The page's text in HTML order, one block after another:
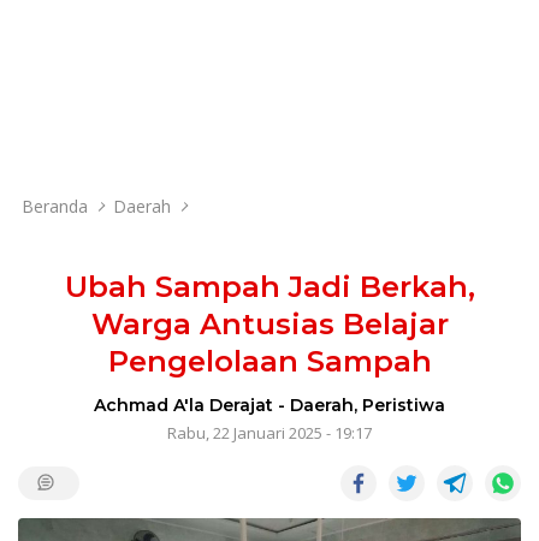
Beranda Daerah
Ubah Sampah Jadi Berkah,
Warga Antusias Belajar
Pengelolaan Sampah
Achmad A'la Derajat - Daerah, Peristiwa
Rabu, 22 Januari 2025 - 19:17